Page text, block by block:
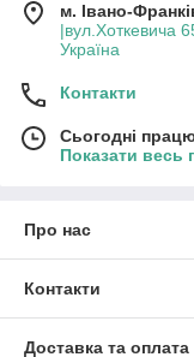
м. Івано-
|вул.Хоткевича
Україна
Контакти
Сьогодні
Показати весь
Про нас
Контакти
Доставка та оплата